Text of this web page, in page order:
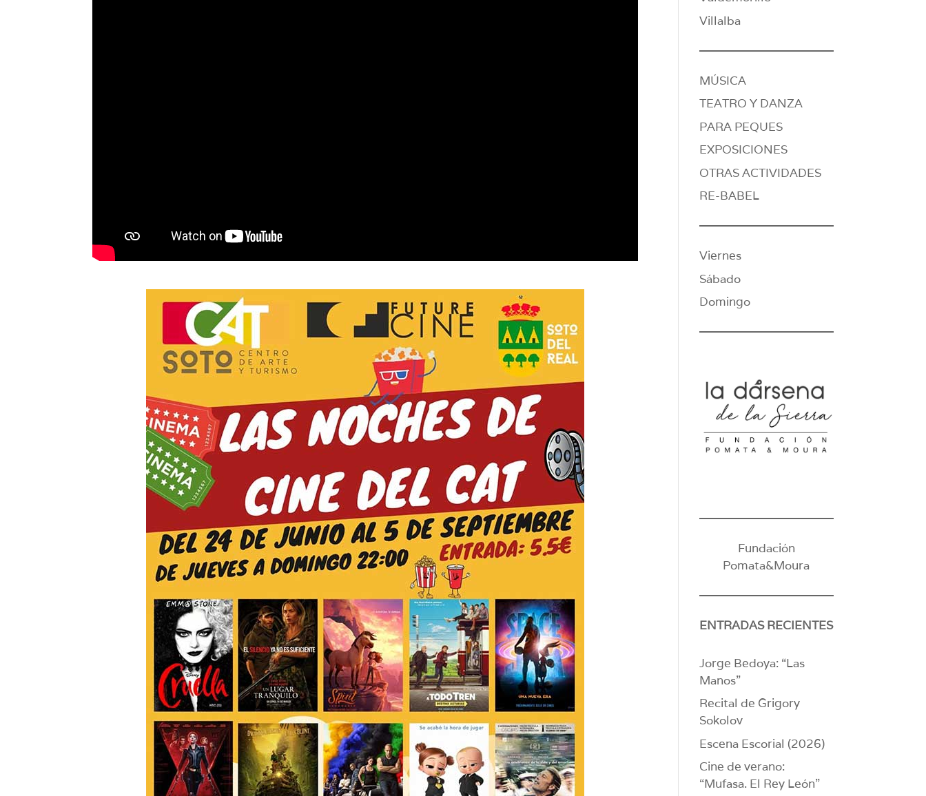
Villalba
MÚSICA
TEATRO Y DANZA
PARA PEQUES
EXPOSICIONES
OTRAS ACTIVIDADES
RE-BABEL
Viernes
Sábado
Domingo
Fundación
Pomata&Moura
ENTRADAS RECIENTES
Jorge Bedoya: “Las
Manos”
Recital de Grigory
Sokolov
Escena Escorial (2026)
Cine de verano:
“Mufasa. El Rey León”